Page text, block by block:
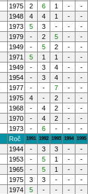
1975 2 6 1 -
-
1948 4 4 1 -
-
1973 5 3 - -
-
1979 - 2 5 -
-
1949 - 5 2 -
-
1971 5 1 1 -
-
1949 - 3 4 -
-
1954 - 3 4 -
-
1977 - - 7 -
-
1975 4 - 2 -
-
1968 - 4 2 -
-
1970 - 4 2 -
-
1973 - 6 - -
-
Roč 1991 1992 1993 1994 1995
1944 - 3 3 -
-
1953 - 5 1 -
-
1965 - 5 1 -
-
1975 3 3 - -
-
1974 5 - - -
-